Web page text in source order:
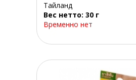
Тайланд
Вес нетто: 30 г
Временно нет